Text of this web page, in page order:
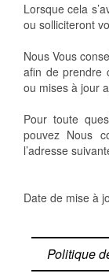
Lorsque cela
ou solliciteront
Nous Vous
afin de prendre
ou mises à jour
Pour toute
pouvez Nous
l’adresse
Date de mise à
Politique